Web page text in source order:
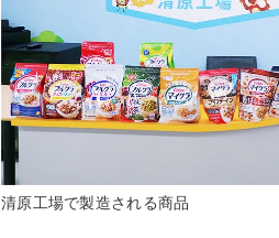
清原工場で製造される商品